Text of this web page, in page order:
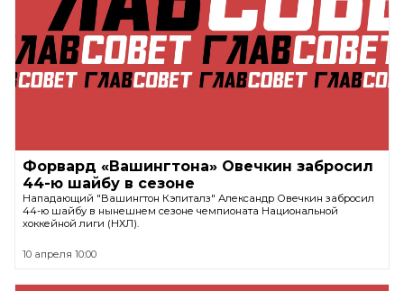
Форвард «Вашингтона» Овечкин забросил
44-ю шайбу в сезоне
Нападающий "Вашингтон Кэпиталз" Александр Овечкин забросил
44-ю шайбу в нынешнем сезоне чемпионата Национальной
хоккейной лиги (НХЛ).
10 апреля 10:00